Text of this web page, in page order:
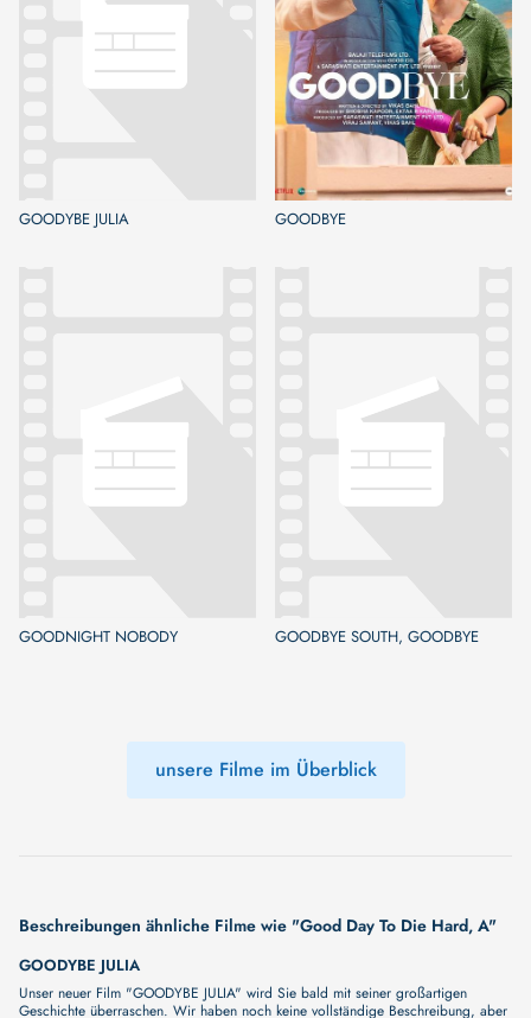
GOODYBE JULIA GOODBYE
GOODNIGHT NOBODY GOODBYE SOUTH, GOODBYE
unsere Filme im Überblick
Beschreibungen ähnliche Filme wie "Good Day To Die Hard, A"
GOODYBE JULIA
Unser neuer Film "GOODYBE JULIA" wird Sie bald mit seiner großartigen
Geschichte überraschen. Wir haben noch keine vollständige Beschreibung, aber